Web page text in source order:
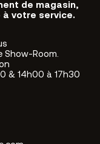
de magasin,
à votre service.
Show-Room.
& 14h00 à 17h30